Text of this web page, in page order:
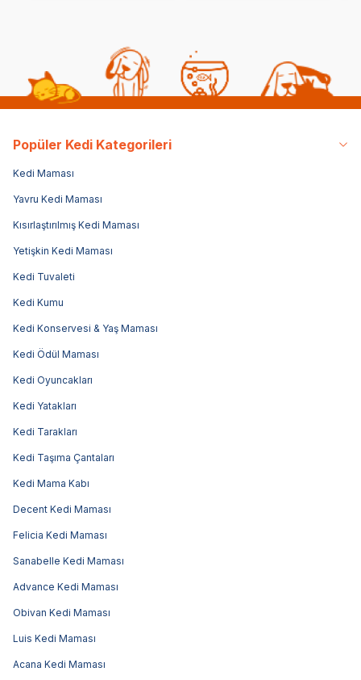
Popüler Kedi Kategorileri
Kedi Maması
Yavru Kedi Maması
Kısırlaştırılmış Kedi Maması
Yetişkin Kedi Maması
Kedi Tuvaleti
Kedi Kumu
Kedi Konservesi & Yaş Maması
Kedi Ödül Maması
Kedi Oyuncakları
Kedi Yatakları
Kedi Tarakları
Kedi Taşıma Çantaları
Kedi Mama Kabı
Decent Kedi Maması
Felicia Kedi Maması
Sanabelle Kedi Maması
Advance Kedi Maması
Obivan Kedi Maması
Luis Kedi Maması
Acana Kedi Maması